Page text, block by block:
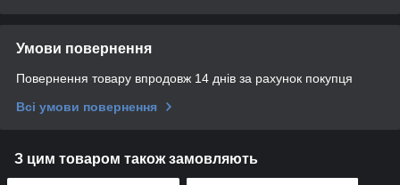
Умови повернення
Повернення товару впродовж 14 днів за рахунок покупця
Всі умови повернення
З цим товаром також замовляють